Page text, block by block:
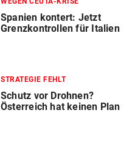
Spanien kontert: Jetzt
Grenzkontrollen für Italien
STRATEGIE FEHLT
Schutz vor Drohnen?
Österreich hat keinen Plan